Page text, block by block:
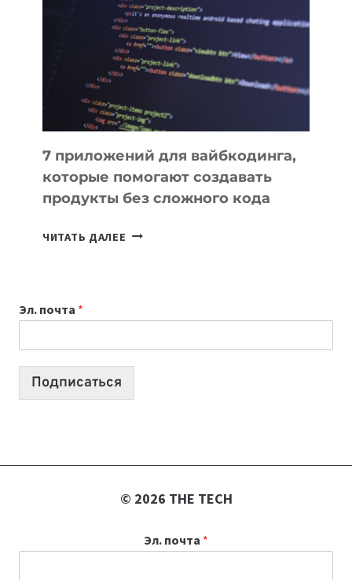
ИНСТРУМЕНТОВ
ДЛЯ
РАБОТЫ
7 приложений для вайбкодинга,
которые помогают создавать
продукты без сложного кода
ЧИТАТЬ ДАЛЕЕ
СОЗДАВАТЬ
ПРОДУКТЫ
Эл. почта *
Подписаться
© 2026 THE TECH
Эл. почта *